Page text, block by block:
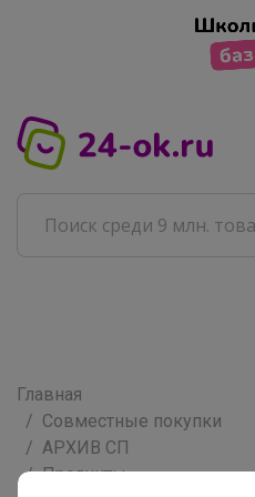
Главная
Совместные покупки
АРХИВ СП
Продукты